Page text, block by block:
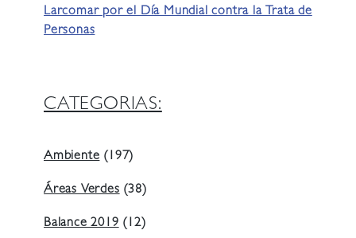
Larcomar por el Día Mundial contra la Trata de
Personas
CATEGORIAS:
Ambiente (197)
Áreas Verdes (38)
Balance 2019 (12)